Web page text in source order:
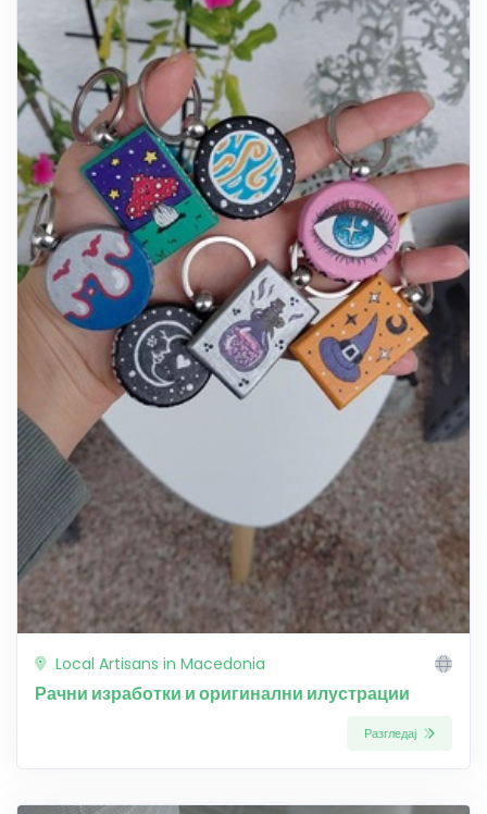
Local Artisans in Macedonia
Рачни изработки и оригинални илустрации
Разгледај